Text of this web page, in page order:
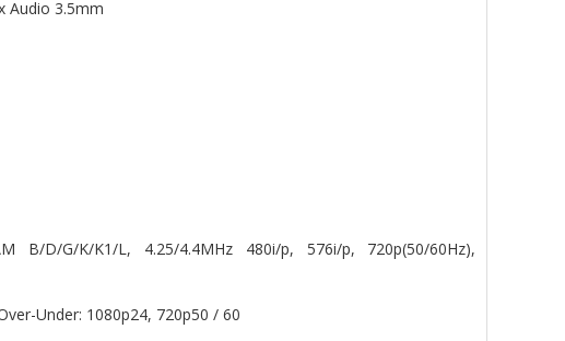
Audio 3.5mm
B/D/G/K/K1/L, 4.25/4.4MHz 480i/p, 576i/p, 720p(50/60Hz),
Under: 1080p24, 720p50 / 60